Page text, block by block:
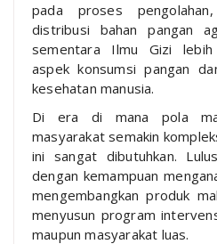
pada proses
distribusi bahan pangan
sementara Ilmu Gizi lebih
aspek konsumsi pangan
kesehatan manusia.
Di era di mana pola
masyarakat semakin
ini sangat dibutuhkan.
dengan kemampuan
mengembangkan produk
menyusun program
maupun masyarakat luas.